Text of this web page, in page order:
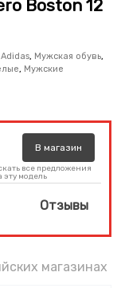
Boston 12
, Мужская обувь,
, Мужские
В магазин
все предложения
эту модель
Отзывы
магазинах